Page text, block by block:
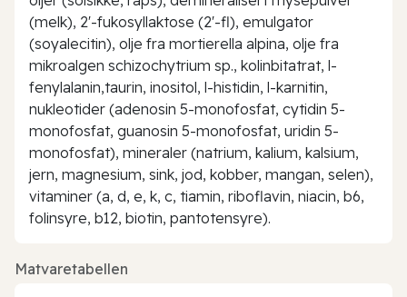
(melk), 2'-fukosyllaktose (2'-fl), emulgator
(soyalecitin), olje fra mortierella alpina, olje fra
mikroalgen schizochytrium sp., kolinbitatrat, l-
fenylalanin,taurin, inositol, l-histidin, l-karnitin,
nukleotider (adenosin 5-monofosfat, cytidin 5-
monofosfat, guanosin 5-monofosfat, uridin 5-
monofosfat), mineraler (natrium, kalium, kalsium,
jern, magnesium, sink, jod, kobber, mangan, selen),
vitaminer (a, d, e, k, c, tiamin, riboflavin, niacin, b6,
folinsyre, b12, biotin, pantotensyre).
Matvaretabellen